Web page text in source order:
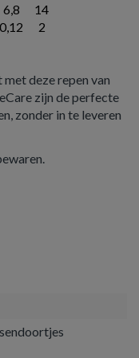
6,8
14
0,12
2
deze repen van
zijn de perfecte
zonder in te leveren